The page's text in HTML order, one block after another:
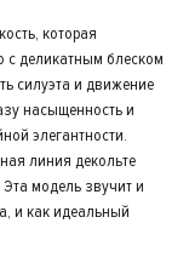
которая
с деликатным блеском
силуэта и движение
насыщенность и
элегантности.
линия декольте
модель звучит и
и как идеальный